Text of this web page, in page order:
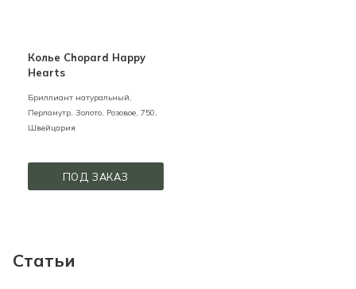
Колье Chopard Happy
Hearts
Бриллиант натуральный,
Перламутр, Золото, Розовое, 750,
Швейцария
ПОД ЗАКАЗ
Статьи